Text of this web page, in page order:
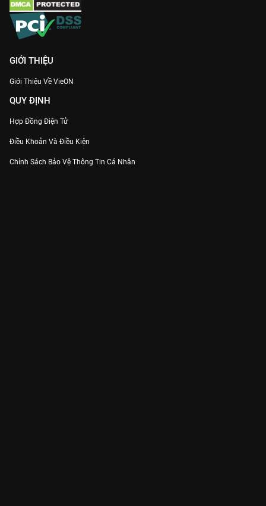
GIỚI THIỆU
Giới Thiệu Về VieON
QUY ĐỊNH
Hợp Đồng Điện Tử
Điều Khoản Và Điều Kiện
Chính Sách Bảo Vệ Thông Tin Cá Nhân